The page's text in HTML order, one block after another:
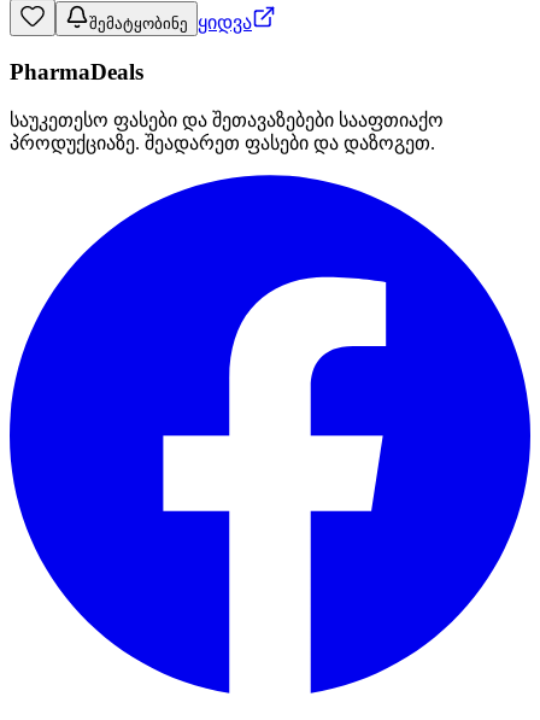
შემატყობინე ყიდვა
PharmaDeals
საუკეთესო ფასები და შეთავაზებები სააფთიაქო
პროდუქციაზე. შეადარეთ ფასები და დაზოგეთ.